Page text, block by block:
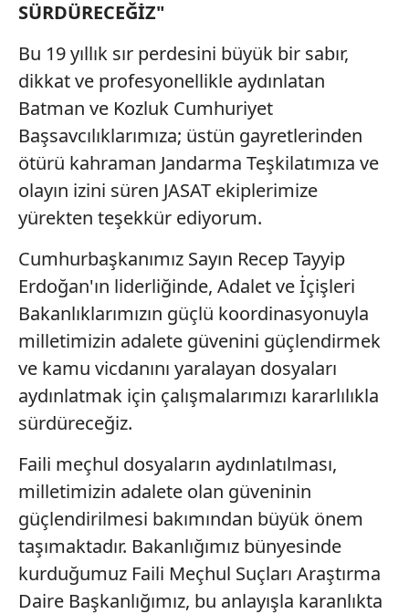
Sitemizde kendimize ve üçüncü kişilere ait çerezler
kullanılmaktadır. Bu çerezler vasıtasıyla çeşitli kişisel
verileriniz işlenmekte olup gerekli olan çerezler bilgi
toplumu hizmetlerinin sunulması amacıyla
kullanılmaktadır. Diğer çerezler, sitemizin daha işlevsel
kılınması ve kişiselleştirilmesi ve sizlere yönelik
reklam/pazarlama faaliyetlerinin yapılması, amaçlarıyla
sınırlı olarak açık rızanız dahilinde kullanılacaktır.
Çerezlere ilişkin tercihlerinizi aşağıda yer alan panel
vasıtasıyla belirleyebilirsiniz. Çerezlere ilişkin detaylı bilgi
için Ayarlar butonuna tıklayabilir,Çerez Bilgilendirme
Metnimiziziyaret edebilirsiniz.
6698 sayılı Kişisel Verilerin Korunması Kanunu uyarınca
hazırlanmış Aydınlatma Metnimizi okumak ve sitemizde
ilgili mevzuata uygun olarak kullanılan çerezlerle ilgili bilgi
almak için lütfentıklayınız
SÜRDÜRECEĞİZ"
Bu 19 yıllık sır perdesini büyük bir sabır,
dikkat ve profesyonellikle aydınlatan
Batman ve Kozluk Cumhuriyet
Başsavcılıklarımıza; üstün gayretlerinden
ötürü kahraman Jandarma Teşkilatımıza ve
olayın izini süren JASAT ekiplerimize
yürekten teşekkür ediyorum.
Cumhurbaşkanımız Sayın Recep Tayyip
Erdoğan'ın liderliğinde, Adalet ve İçişleri
Bakanlıklarımızın güçlü koordinasyonuyla
milletimizin adalete güvenini güçlendirmek
ve kamu vicdanını yaralayan dosyaları
aydınlatmak için çalışmalarımızı kararlılıkla
sürdüreceğiz.
Faili meçhul dosyaların aydınlatılması,
milletimizin adalete olan güveninin
güçlendirilmesi bakımından büyük önem
taşımaktadır. Bakanlığımız bünyesinde
kurduğumuz Faili Meçhul Suçları Araştırma
Daire Başkanlığımız, bu anlayışla karanlıkta